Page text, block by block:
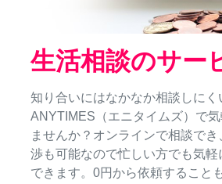
生活相談のサー
知り合いにはなかなか相談しにく
ANYTIMES（エニタイムズ）で
ませんか？オンラインで相談で
渉も可能なので忙しい方でも気
できます。0円から依頼すること